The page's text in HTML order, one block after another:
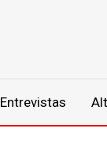
Entrevistas